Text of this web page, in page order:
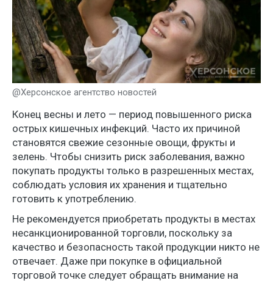
@Херсонское агентство новостей
Конец весны и лето — период повышенного риска
острых кишечных инфекций. Часто их причиной
становятся свежие сезонные овощи, фрукты и
зелень. Чтобы снизить риск заболевания, важно
покупать продукты только в разрешенных местах,
соблюдать условия их хранения и тщательно
готовить к употреблению.
Не рекомендуется приобретать продукты в местах
несанкционированной торговли, поскольку за
качество и безопасность такой продукции никто не
отвечает. Даже при покупке в официальной
торговой точке следует обращать внимание на